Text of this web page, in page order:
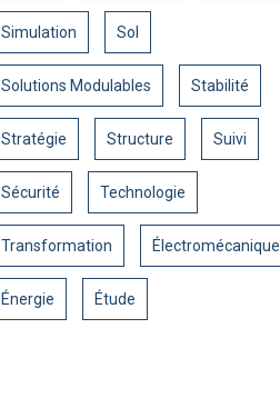
Simulation Sol
Solutions Modulables Stabilité
Stratégie Structure Suivi
Sécurité Technologie
Transformation Électromécanique
Énergie Étude